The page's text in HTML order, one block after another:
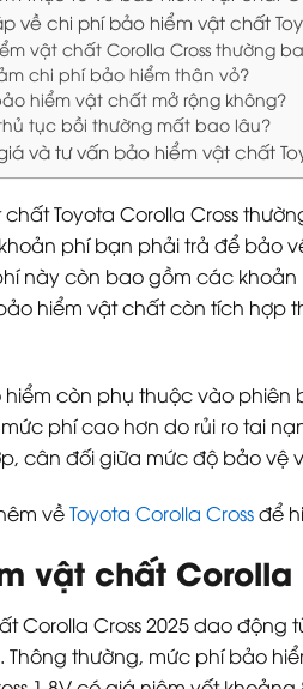
về chi phí bảo hiểm vật chất
vật chất Corolla Cross thường
chi phí bảo hiểm thân vỏ?
hiểm vật chất mở rộng không?
tục bồi thường mất bao lâu?
và tư vấn bảo hiểm vật chất
Toyota Corolla Cross
phí bạn phải trả để bảo
này còn bao gồm các
hiểm vật chất còn tích hợp
còn phụ thuộc vào phiên
phí cao hơn do rủi ro tai
cân đối giữa mức độ bảo vệ
vềToyota Corolla Crossđể
vật chất Corolla
Corolla Cross 2025 dao
thường, mức phí bảo